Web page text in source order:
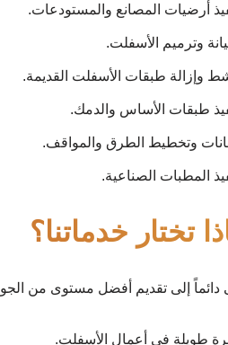
أرضيات المصانع والمستودعات.
وترميم الأسفلت.
وإزالة طبقات الأسفلت القديمة.
طبقات الأساس والدمك.
وتخطيط الطرق والمواقف.
المطبات الصناعية.
تختار خدماتنا؟
إلى تقديم أفضل مستوى من
طويلة في أعمال الأسفلت.